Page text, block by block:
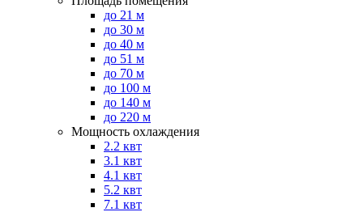
до 21 м
до 30 м
до 40 м
до 51 м
до 70 м
до 100 м
до 140 м
до 220 м
Мощность охлаждения
2.2 квт
3.1 квт
4.1 квт
5.2 квт
7.1 квт